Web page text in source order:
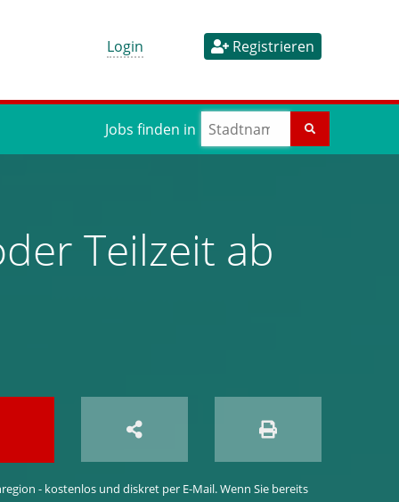
Login Registrieren
Jobs finden in
Teilzeit ab
- kostenlos und diskret per E-Mail. Wenn Sie bereits